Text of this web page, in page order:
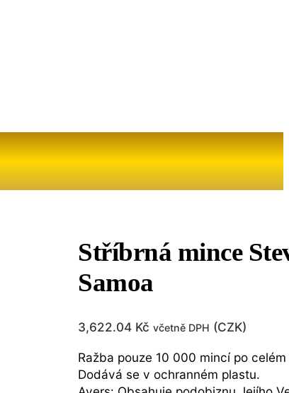
Stříbrná mince
Samoa
3,622.04 Kč včetně DPH (CZK)
Ražba pouze 10 000 mincí po
Dodává se v ochranném plastu.